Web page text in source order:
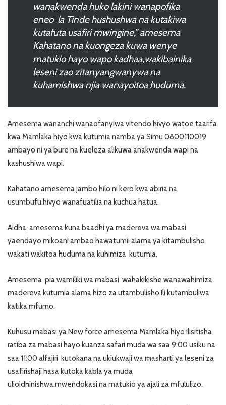
wanakwenda huko lakini wanapofika
eneo la Tinde hushushwa na kutakiwa
kutafuta usafiri mwingine,” amesema
Kahatano na kuongeza kuwa wenye
matukio hayo wapo kadhaa,wakibainika
leseni zao zitanyangwanywa na
kuhamishwa njia wanayoitoa huduma.
Amesema wananchi wanaofanyiwa vitendo hivyo watoe taarifa
kwa Mamlaka hiyo kwa kutumia namba ya Simu 0800110019
ambayo ni ya bure na kueleza alikuwa anakwenda wapi na
kashushiwa wapi.
Kahatano amesema jambo hilo ni kero kwa abiria na
usumbufu,hivyo wanafuatilia na kuchua hatua.
Aidha, amesema kuna baadhi ya madereva wa mabasi
yaendayo mikoani ambao hawatumii alama ya kitambulisho
wakati wakitoa huduma na kuhimiza kutumia.
Amesema pia wamiliki wa mabasi wahakikishe wanawahimiza
madereva kutumia alama hizo za utambulisho Ili kutambuliwa
katika mfumo.
Kuhusu mabasi ya New force amesema Mamlaka hiyo ilisitisha
ratiba za mabasi hayo kuanza safari muda wa saa 9:00 usiku na
saa 11:00 alfajiri kutokana na ukiukwaji wa masharti ya leseni za
usafirishaji hasa kutoka kabla ya muda
ulioidhinishwa,mwendokasi na matukio ya ajali za mfululizo.